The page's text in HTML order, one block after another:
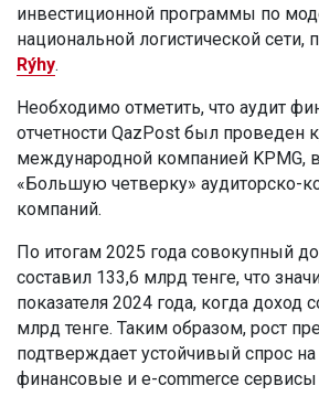
инвестиционной программы по
национальной логистической сети,
Rýhy.
Необходимо отметить, что аудит
отчетности QazPost был проведен
международной компанией KPMG,
«Большую четверку» аудиторско-
компаний.
По итогам 2025 года совокупный
составил 133,6 млрд тенге, что
показателя 2024 года, когда доход
млрд тенге. Таким образом, рост
подтверждает устойчивый спрос на
финансовые и e-commerce